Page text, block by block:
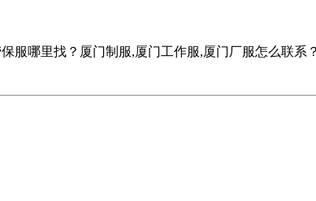
哪里找？厦门制服,厦门工作服,厦门厂服怎么联系